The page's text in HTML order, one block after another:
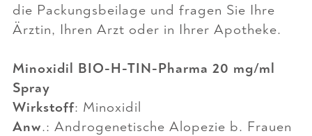
die Packungsbeilage und fragen Sie Ihre
Ärztin, Ihren Arzt oder in Ihrer Apotheke.
Minoxidil BIO-H-TIN-Pharma 20 mg/ml
Spray
Wirkstoff: Minoxidil
Anw.: Androgenetische Alopezie b. Frauen